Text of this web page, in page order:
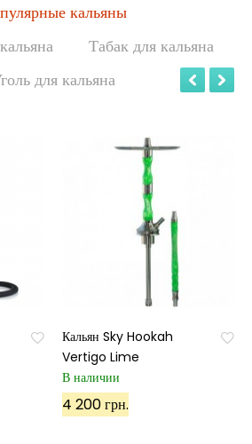
кальяны
Табак для кальяна
для кальяна
Кальян Sky Hookah
Vertigo Lime
В наличии
4 200 грн.